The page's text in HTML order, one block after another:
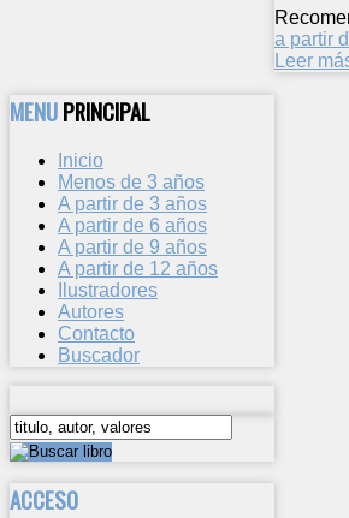
a partir
Leer
MENUPRINCIPAL
Inicio
Menos de 3 años
A partir de 3 años
A partir de 6 años
A partir de 9 años
A partir de 12 años
Ilustradores
Autores
Contacto
Buscador
ACCESO